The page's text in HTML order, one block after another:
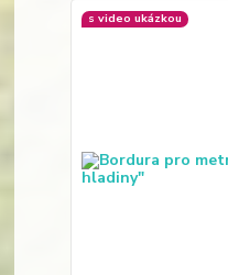
s video ukázkou